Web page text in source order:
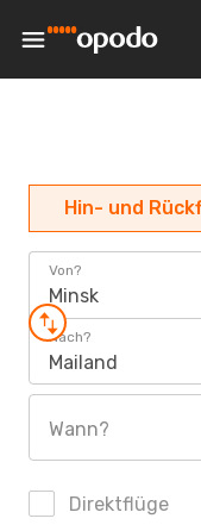
Hin- und
Von?
Minsk
Nach?
Mailand
Wann?
Direktflüge